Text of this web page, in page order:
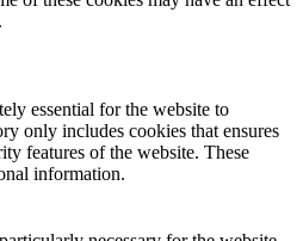
essential for the website to
only includes cookies that ensures
features of the website. These
information.